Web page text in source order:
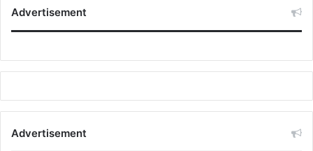
Advertisement
Advertisement